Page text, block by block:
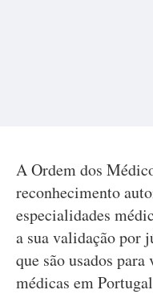
A Ordem dos
reconhecimento
especialidades
a sua validação por
que são usados
médicas em